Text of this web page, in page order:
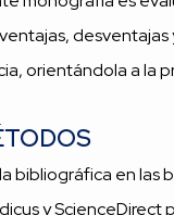
orientándola a la
bibliográfica en las
y